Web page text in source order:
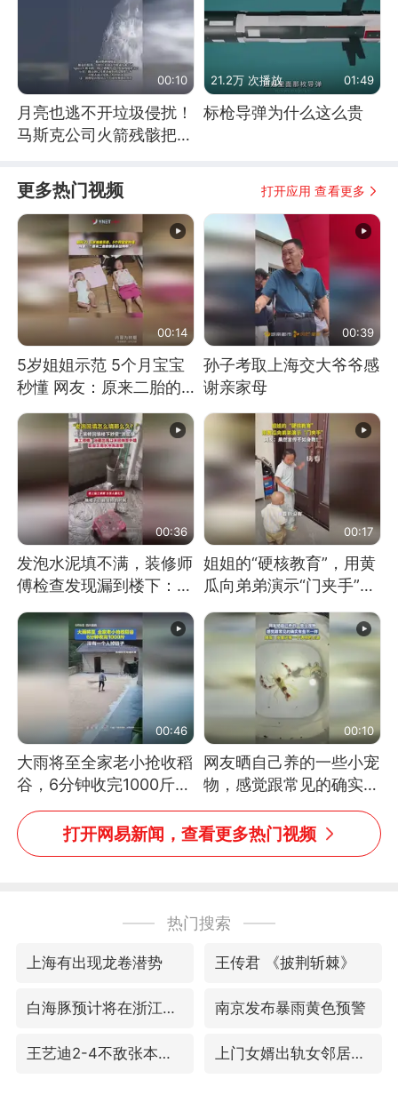
00:10
月亮也逃不开垃圾侵扰！
马斯克公司火箭残骸把月
21.2万 次播放 01:49
标枪导弹为什么这么贵
更多热门视频 打开应用 查看更多
00:14
5岁姐姐示范 5个月宝宝
秒懂 网友：原来二胎的
快乐长这样
00:39
孙子考取上海交大爷爷感
谢亲家母
00:36
发泡水泥填不满，装修师
傅检查发现漏到楼下：出
风口未延伸到外墙
00:17
姐姐的“硬核教育”，用黄
瓜向弟弟演示“门夹手”，
网友：果然言传不如身
教！
00:46
大雨将至全家老小抢收稻
谷，6分钟收完1000斤，
没有一个人掉链子
00:10
网友晒自己养的一些小宠
物，感觉跟常见的确实有
些不一样
打开网易新闻，查看更多热门视频
热门搜索
上海有出现龙卷潜势 王传君 《披荆斩棘》
白海豚预计将在浙江苍南到三门一带登陆 南京发布暴雨黄色预警
王艺迪2-4不敌张本美和止步4强 上门女婿出轨女邻居多年被判重婚罪